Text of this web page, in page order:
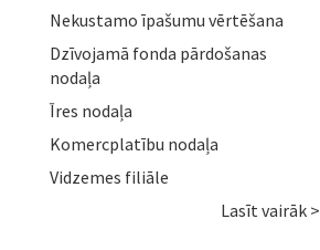
Nekustamo īpašumu vērtēšana
Dzīvojamā fonda pārdošanas
nodaļa
Īres nodaļa
Komercplatību nodaļa
Vidzemes filiāle
Lasīt vairāk >